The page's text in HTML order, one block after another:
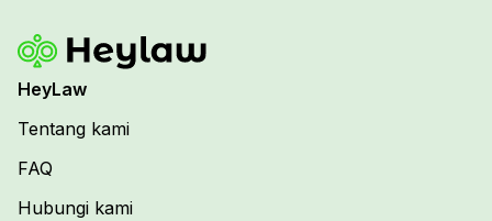
HeyLaw
Tentang kami
FAQ
Hubungi kami